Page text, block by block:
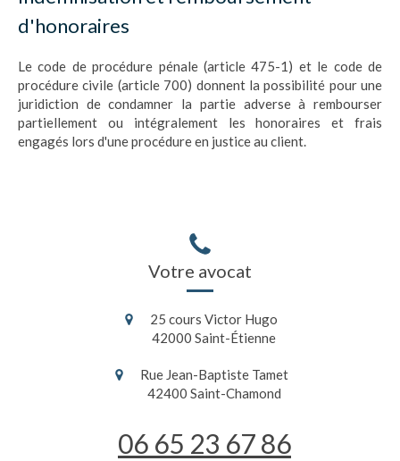
d'honoraires
Le code de procédure pénale (article 475-1) et le code de
procédure civile (article 700) donnent la possibilité pour une
juridiction de condamner la partie adverse à rembourser
partiellement ou intégralement les honoraires et frais
engagés lors d'une procédure en justice au client.
Votre avocat
25 cours Victor Hugo
42000 Saint-Étienne
Rue Jean-Baptiste Tamet
42400 Saint-Chamond
06 65 23 67 86